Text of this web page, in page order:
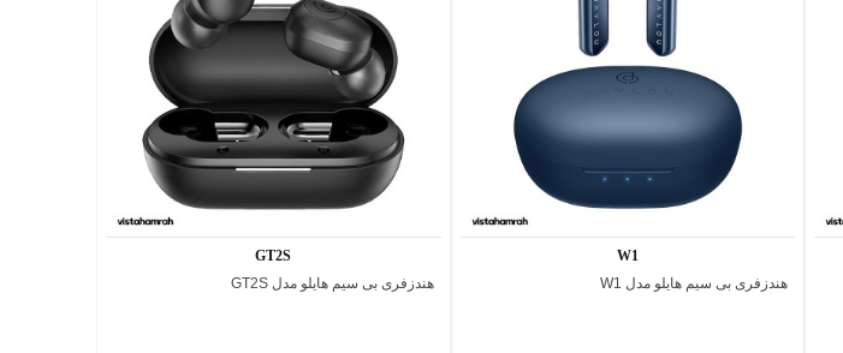
اضافه به مقایسه
W1
هندزفری بی‌ سیم هایلو مدل W1
اضافه به مقایسه
GT2S
هندزفری بی‌ سیم هایلو مدل GT2S